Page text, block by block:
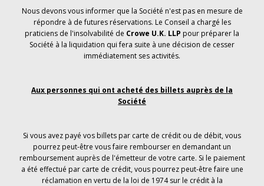
Nous devons vous informer que la Société n'est pas en mesure de
répondre à de futures réservations. Le Conseil a chargé les
praticiens de l'insolvabilité de Crowe U.K. LLP pour préparer la
Société à la liquidation qui fera suite à une décision de cesser
immédiatement ses activités.
Aux personnes qui ont acheté des billets auprès de la
Société
Si vous avez payé vos billets par carte de crédit ou de débit, vous
pourrez peut-être vous faire rembourser en demandant un
remboursement auprès de l'émetteur de votre carte. Si le paiement
a été effectué par carte de crédit, vous pourrez peut-être faire une
réclamation en vertu de la loi de 1974 sur le crédit à la